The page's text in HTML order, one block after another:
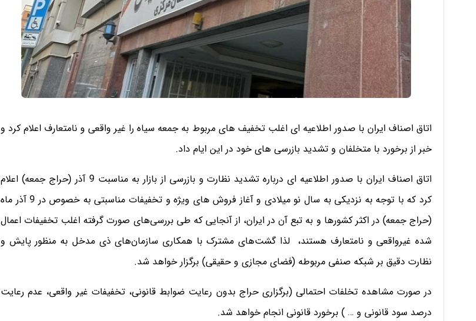
اتاق اصناف ایران با صدور اطلاعیه ای اغلب تخفیف های مربوط به جمعه سیاه را غیر واقعی و نامتعارف اعلام کرد و
خبر از برخورد با متخلفان و تشدید بازرسی های خود در این ایام داد.
اتاق اصناف ایران با صدور اطلاعیه ای درباره تشدید نظارت و بازرسی از بازار به مناسبت 9 آذر (حراج جمعه) اعلام
کرد که با توجه به نزدیکی به سال نو میلادی و آغاز فروش های ویژه و تخفیفات مناسبتی به خصوص در 9 آذر ماه
(حراج جمعه) در اکثر کشورها و به تبع آن در ایران، از آنجایی که طی بررسی‌های صورت گرفته اغلب تخفیفات اعمال
شده غیرواقعی و نامتعارف هستند، لذا گشت‌های مشترک با همکاری سازمان‌های ذی مدخل به منظور پایش و
نظارت دقیق بر شبکه صنفی مربوطه (فضای مجازی و حقیقی) برگزار خواهد شد.
در صورت مشاهده تخلفات احتمالی (برگزاری حراج بدون رعایت ضوابط قانونی، تخفیفات غیر واقعی، عدم رعایت
درصد سود قانونی و … ) برخورد قانونی انجام خواهد شد.